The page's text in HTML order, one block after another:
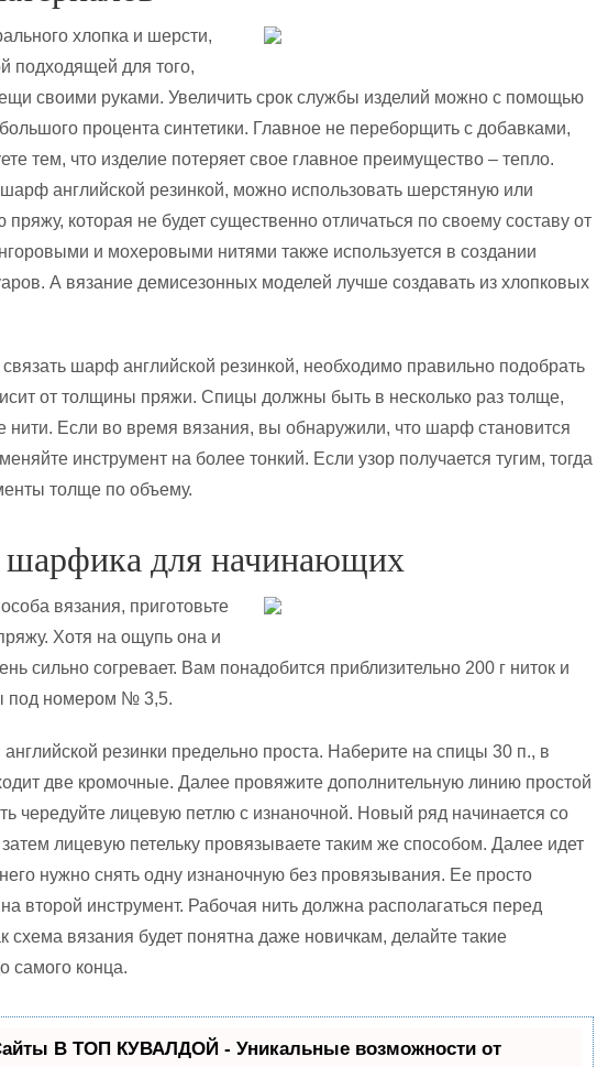
хлопка и шерсти,
подходящей для того,
своими руками. Увеличить срок службы изделий можно с помощью
процента синтетики. Главное не переборщить с добавками,
тем, что изделие потеряет свое главное преимущество – тепло.
английской резинкой, можно использовать шерстяную или
которая не будет существенно отличаться по своему составу от
и мохеровыми нитями также используется в создании
А вязание демисезонных моделей лучше создавать из хлопковых
шарф английской резинкой, необходимо правильно подобрать
от толщины пряжи. Спицы должны быть в несколько раз толще,
Если во время вязания, вы обнаружили, что шарф становится
инструмент на более тонкий. Если узор получается тугим, тогда
толще по объему.
шарфика для начинающих
вязания, приготовьте
Хотя на ощупь она и
сильно согревает. Вам понадобится приблизительно 200 г ниток и
под номером № 3,5.
резинки предельно проста. Наберите на спицы 30 п., в
две кромочные. Далее провяжите дополнительную линию простой
чередуйте лицевую петлю с изнаночной. Новый ряд начинается со
лицевую петельку провязываете таким же способом. Далее идет
нужно снять одну изнаночную без провязывания. Ее просто
второй инструмент. Рабочая нить должна располагаться перед
схема вязания будет понятна даже новичкам, делайте такие
самого конца.
В ТОП КУВАЛДОЙ - Уникальные возможности от